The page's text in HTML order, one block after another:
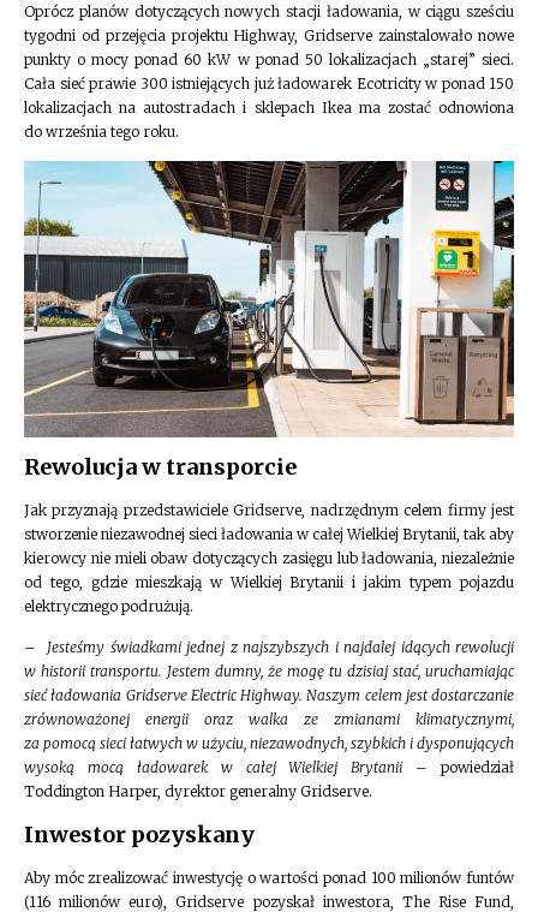
Oprócz planów dotyczących nowych stacji ładowania, w ciągu sześciu
tygodni od przejęcia projektu Highway, Gridserve zainstalowało nowe
punkty o mocy ponad 60 kW w ponad 50 lokalizacjach „starej” sieci.
Cała sieć prawie 300 istniejących już ładowarek Ecotricity w ponad 150
lokalizacjach na autostradach i sklepach Ikea ma zostać odnowiona
do września tego roku.
Rewolucja w transporcie
Jak przyznają przedstawiciele Gridserve, nadrzędnym celem firmy jest
stworzenie niezawodnej sieci ładowania w całej Wielkiej Brytanii, tak aby
kierowcy nie mieli obaw dotyczących zasięgu lub ładowania, niezależnie
od tego, gdzie mieszkają w Wielkiej Brytanii i jakim typem pojazdu
elektrycznego podrużują.
– Jesteśmy świadkami jednej z najszybszych i najdalej idących rewolucji
w historii transportu. Jestem dumny, że mogę tu dzisiaj stać, uruchamiając
sieć ładowania Gridserve Electric Highway. Naszym celem jest dostarczanie
zrównoważonej energii oraz walka ze zmianami klimatycznymi,
za pomocą sieci łatwych w użyciu, niezawodnych, szybkich i dysponujących
wysoką mocą ładowarek w całej Wielkiej Brytanii – powiedział
Toddington Harper, dyrektor generalny Gridserve.
Inwestor pozyskany
Aby móc zrealizować inwestycję o wartości ponad 100 milionów funtów
(116 milionów euro), Gridserve pozyskał inwestora, The Rise Fund,